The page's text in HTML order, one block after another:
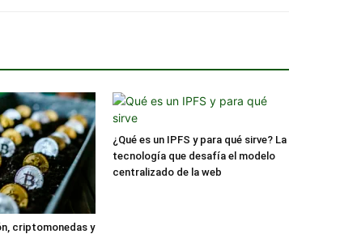
criptomonedas y
¿Qué es un IPFS y para qué sirve? La
tecnología que desafía el modelo
centralizado de la web